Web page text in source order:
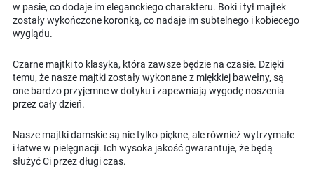
w pasie, co dodaje im eleganckiego charakteru. Boki i tył majtek
zostały wykończone koronką, co nadaje im subtelnego i kobiecego
wyglądu.
Czarne majtki to klasyka, która zawsze będzie na czasie. Dzięki
temu, że nasze majtki zostały wykonane z miękkiej bawełny, są
one bardzo przyjemne w dotyku i zapewniają wygodę noszenia
przez cały dzień.
Nasze majtki damskie są nie tylko piękne, ale również wytrzymałe
i łatwe w pielęgnacji. Ich wysoka jakość gwarantuje, że będą
służyć Ci przez długi czas.